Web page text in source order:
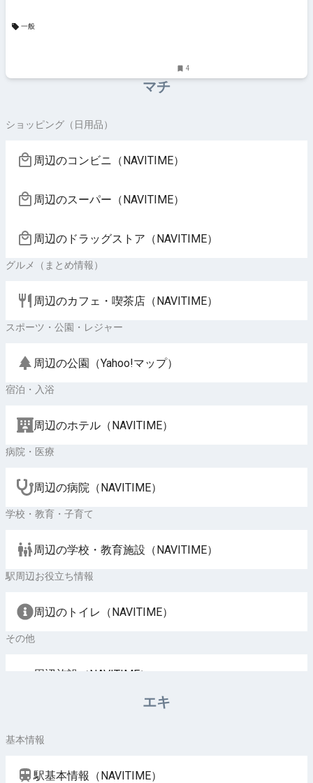
一般
4
マチ
ショッピング（日用品）
周辺のコンビニ（NAVITIME）
周辺のスーパー（NAVITIME）
周辺のドラッグストア（NAVITIME）
グルメ（まとめ情報）
周辺のカフェ・喫茶店（NAVITIME）
スポーツ・公園・レジャー
周辺の公園（Yahoo!マップ）
宿泊・入浴
周辺のホテル（NAVITIME）
病院・医療
周辺の病院（NAVITIME）
学校・教育・子育て
周辺の学校・教育施設（NAVITIME）
駅周辺お役立ち情報
周辺のトイレ（NAVITIME）
その他
周辺施設（NAVITIME）
エキ
基本情報
駅基本情報（NAVITIME）